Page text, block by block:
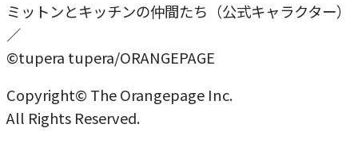
ミットンとキッチンの仲間たち（公式キャラクター）
／
©tupera tupera/ORANGEPAGE
Copyright© The Orangepage Inc.
All Rights Reserved.